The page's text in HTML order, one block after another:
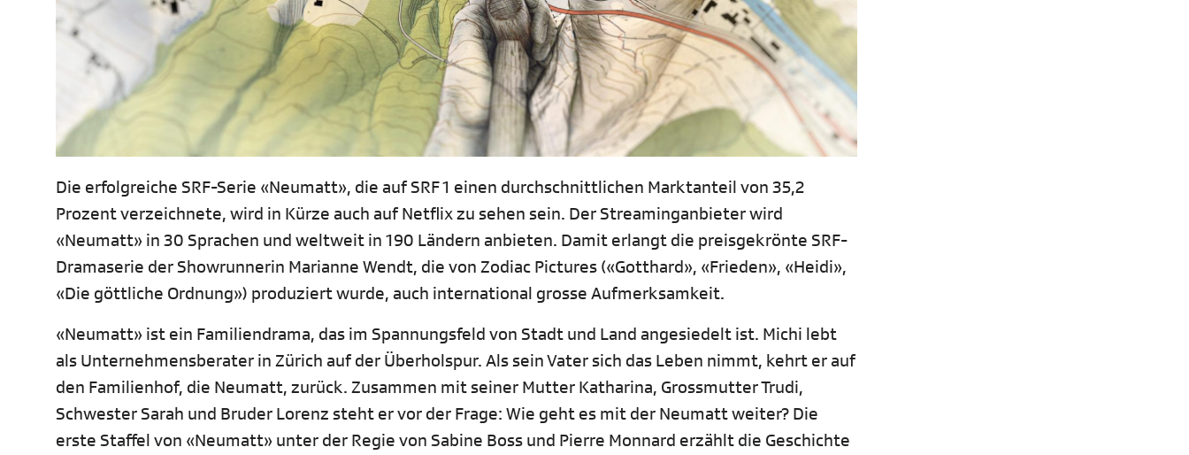
Die erfolgreiche SRF-Serie «Neumatt», die auf SRF 1 einen durchschnittlichen Marktanteil von 35,2
Prozent verzeichnete, wird in Kürze auch auf Netflix zu sehen sein. Der Streaminganbieter wird
«Neumatt» in 30 Sprachen und weltweit in 190 Ländern anbieten. Damit erlangt die preisgekrönte SRF-
Dramaserie der Showrunnerin Marianne Wendt, die von Zodiac Pictures («Gotthard», «Frieden», «Heidi»,
«Die göttliche Ordnung») produziert wurde, auch international grosse Aufmerksamkeit.
«Neumatt» ist ein Familiendrama, das im Spannungsfeld von Stadt und Land angesiedelt ist. Michi lebt
als Unternehmensberater in Zürich auf der Überholspur. Als sein Vater sich das Leben nimmt, kehrt er auf
den Familienhof, die Neumatt, zurück. Zusammen mit seiner Mutter Katharina, Grossmutter Trudi,
Schwester Sarah und Bruder Lorenz steht er vor der Frage: Wie geht es mit der Neumatt weiter? Die
erste Staffel von «Neumatt» unter der Regie von Sabine Boss und Pierre Monnard erzählt die Geschichte